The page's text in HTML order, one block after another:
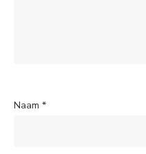
Naam *